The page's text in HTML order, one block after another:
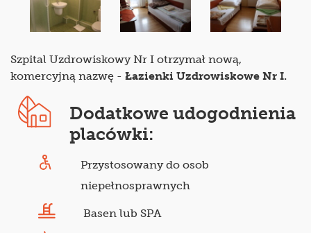
Szpital Uzdrowiskowy Nr I otrzymał nową,
komercyjną nazwę - Łazienki Uzdrowiskowe Nr I.
Dodatkowe udogodnienia
placówki:
Przystosowany do osob
niepełnosprawnych
Basen lub SPA